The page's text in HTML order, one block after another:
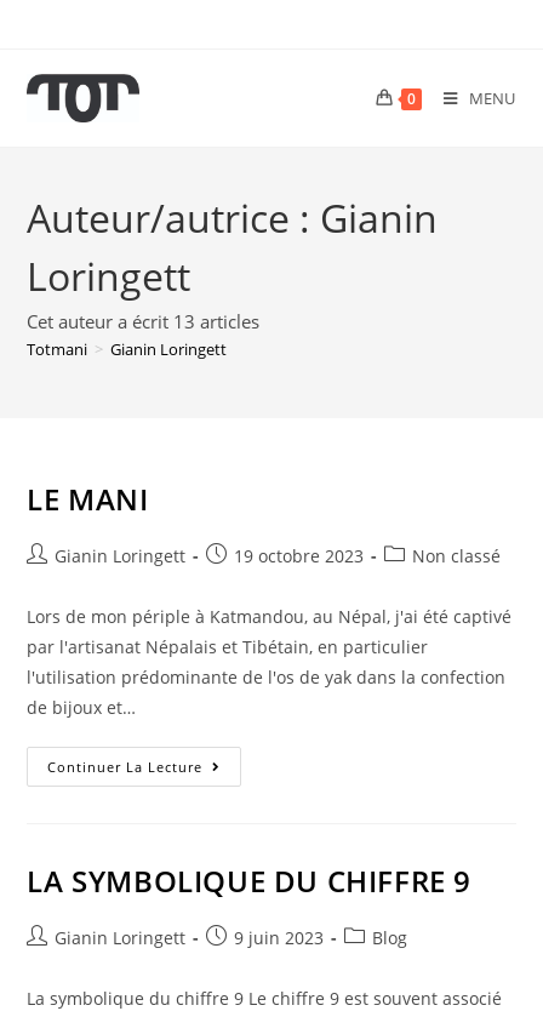
0 MENU
Auteur/autrice : Gianin
Loringett
Cet auteur a écrit 13 articles
Totmani > Gianin Loringett
LE MANI
Gianin Loringett 19 octobre 2023 Non classé
Lors de mon périple à Katmandou, au Népal, j'ai été captivé
par l'artisanat Népalais et Tibétain, en particulier
l'utilisation prédominante de l'os de yak dans la confection
de bijoux et…
Continuer La Lecture
LA SYMBOLIQUE DU CHIFFRE 9
Gianin Loringett 9 juin 2023 Blog
La symbolique du chiffre 9 Le chiffre 9 est souvent associé